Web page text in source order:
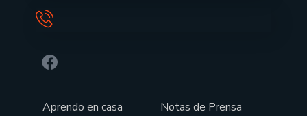
Aprendo en casa
Notas de Prensa